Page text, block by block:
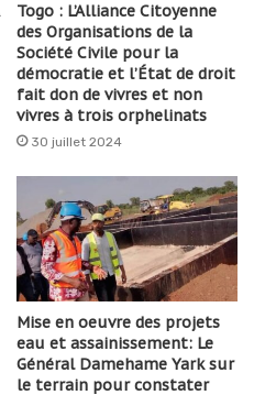
Togo : L’Alliance Citoyenne
des Organisations de la
Société Civile pour la
démocratie et l’État de droit
fait don de vivres et non
vivres à trois orphelinats
30 juillet 2024
Mise en oeuvre des projets
eau et assainissement: Le
Général Damehame Yark sur
le terrain pour constater